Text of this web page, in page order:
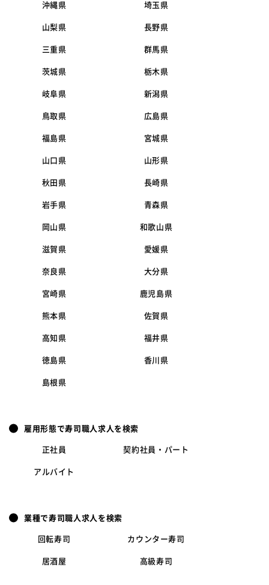
沖縄県 埼玉県
山梨県 長野県
三重県 群馬県
茨城県 栃木県
岐阜県 新潟県
鳥取県 広島県
福島県 宮城県
山口県 山形県
秋田県 長崎県
岩手県 青森県
岡山県 和歌山県
滋賀県 愛媛県
奈良県 大分県
宮崎県 鹿児島県
熊本県 佐賀県
高知県 福井県
徳島県 香川県
島根県
雇用形態で寿司職人求人を検索
正社員 契約社員・パート
アルバイト
業種で寿司職人求人を検索
回転寿司 カウンター寿司
居酒屋 高級寿司